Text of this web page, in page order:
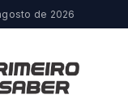
de 2026